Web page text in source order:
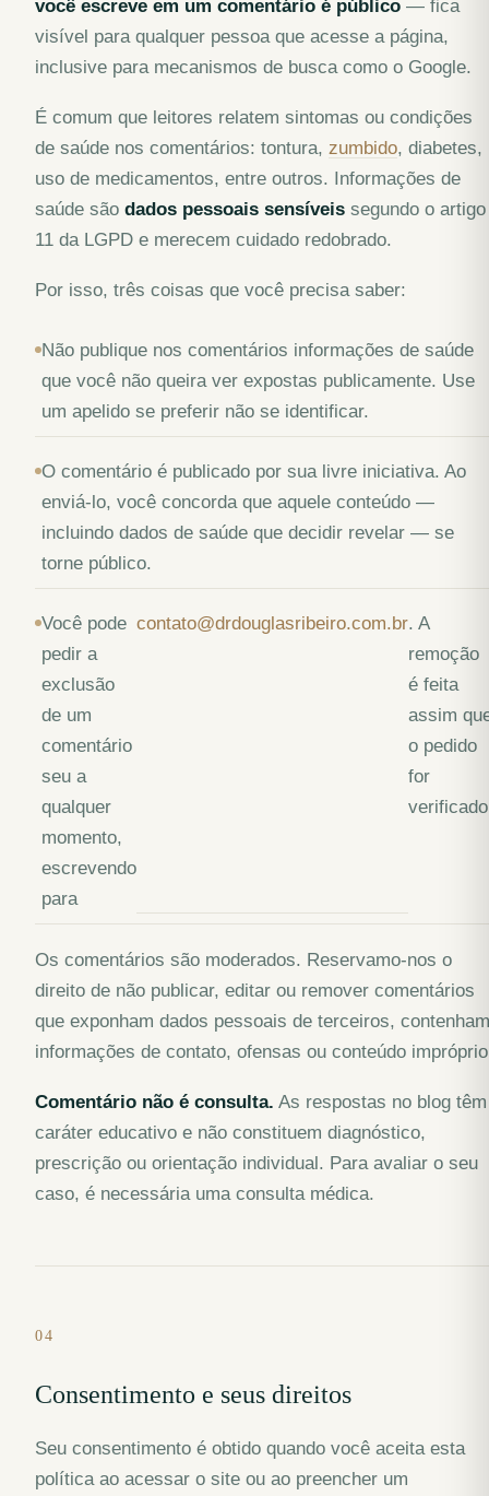
você escreve em um comentário é público — fica
visível para qualquer pessoa que acesse a página,
inclusive para mecanismos de busca como o Google.
É comum que leitores relatem sintomas ou condições
de saúde nos comentários: tontura, zumbido, diabetes,
uso de medicamentos, entre outros. Informações de
saúde são dados pessoais sensíveis segundo o artigo
11 da LGPD e merecem cuidado redobrado.
Por isso, três coisas que você precisa saber:
Não publique nos comentários informações de saúde
que você não queira ver expostas publicamente. Use
um apelido se preferir não se identificar.
O comentário é publicado por sua livre iniciativa. Ao
enviá-lo, você concorda que aquele conteúdo —
incluindo dados de saúde que decidir revelar — se
torne público.
Você pode
pedir a
exclusão
de um
comentário
seu a
qualquer
momento,
escrevendo
para
contato@drdouglasribeiro.com.br. A
remoção
é feita
assim
o pedido
for
Os comentários são moderados. Reservamo-nos o
direito de não publicar, editar ou remover comentários
que exponham dados pessoais de terceiros, contenham
informações de contato, ofensas ou conteúdo
Comentário não é consulta. As respostas no blog têm
caráter educativo e não constituem diagnóstico,
prescrição ou orientação individual. Para avaliar o seu
caso, é necessária uma consulta médica.
04
Consentimento e seus direitos
Seu consentimento é obtido quando você aceita esta
política ao acessar o site ou ao preencher um